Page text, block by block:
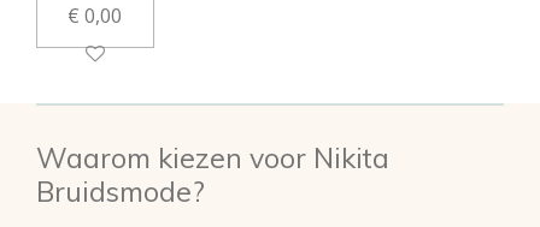
€ 0,00
Waarom kiezen voor Nikita
Bruidsmode?